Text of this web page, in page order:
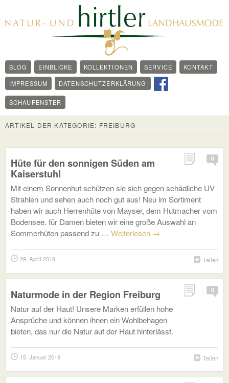
BLOG EINBLICKE KOLLEKTIONEN SERVICE
KONTAKT
IMPRESSUM
DATENSCHUTZERKLÄRUNG
SCHAUFENSTER
ARTIKEL DER KATEGORIE: FREIBURG
0
Hüte für den sonnigen Süden am
Kaiserstuhl
Mit einem Sonnenhut schützen sie sich gegen schädliche UV
Strahlen und sehen auch noch gut aus! Neu im Sortiment
haben wir auch Herrenhüte von Mayser, dem Hutmacher vom
Bodensee. für Damen bieten wir eine große Auswahl an
Sommerhüten passend zu … Weiterlesen →
Teilen
29. April 2019
0
Naturmode in der Region Freiburg
Natur auf der Haut! Unsere Marken erfüllen hohe
Ansprüche und können ihnen ein Wohlbehagen
bieten, das nur die Natur auf der Haut hinterlässt.
Teilen
15. Januar 2019